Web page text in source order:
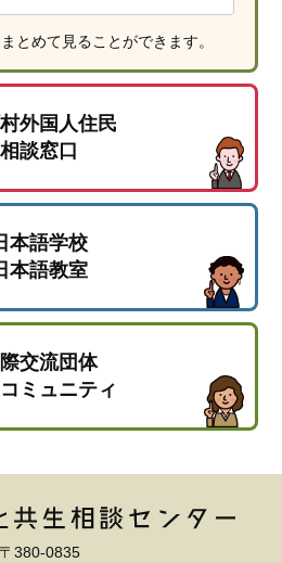
とめて見ることができます。
外国人住民
相談窓口
本語学校
本語教室
交流団体
ミュニティ
〒380-0835